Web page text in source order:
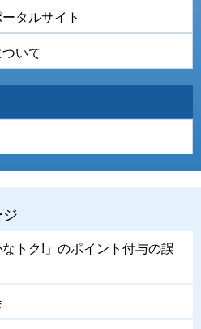
タルサイト
いて
トク!」のポイント付与の誤